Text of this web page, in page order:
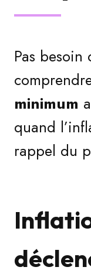
Pas
minimum
quand
rappel du